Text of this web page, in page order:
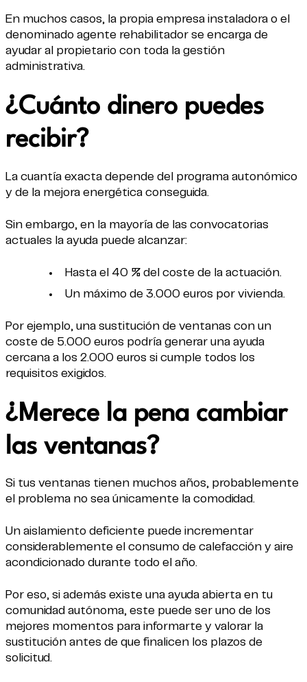
En muchos casos, la propia empresa instaladora o el
denominado agente rehabilitador se encarga de
ayudar al propietario con toda la gestión
administrativa.
¿Cuánto dinero puedes
recibir?
La cuantía exacta depende del programa autonómico
y de la mejora energética conseguida.
Sin embargo, en la mayoría de las convocatorias
actuales la ayuda puede alcanzar:
Hasta el 40 % del coste de la actuación.
Un máximo de 3.000 euros por vivienda.
Por ejemplo, una sustitución de ventanas con un
coste de 5.000 euros podría generar una ayuda
cercana a los 2.000 euros si cumple todos los
requisitos exigidos.
¿Merece la pena cambiar
las ventanas?
Si tus ventanas tienen muchos años, probablemente
el problema no sea únicamente la comodidad.
Un aislamiento deficiente puede incrementar
considerablemente el consumo de calefacción y aire
acondicionado durante todo el año.
Por eso, si además existe una ayuda abierta en tu
comunidad autónoma, este puede ser uno de los
mejores momentos para informarte y valorar la
sustitución antes de que finalicen los plazos de
solicitud.